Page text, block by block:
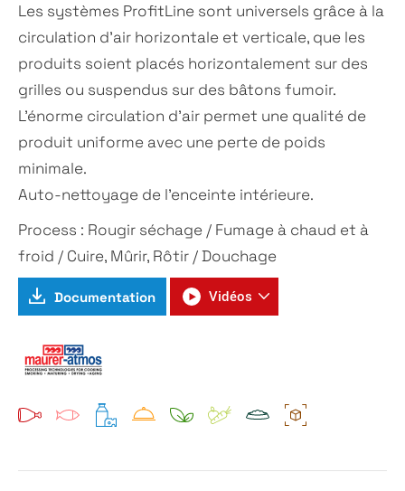
Les systèmes ProfitLine sont universels grâce à la
circulation d’air horizontale et verticale, que les
produits soient placés horizontalement sur des
grilles ou suspendus sur des bâtons fumoir.
L’énorme circulation d’air permet une qualité de
produit uniforme avec une perte de poids
minimale.
Auto-nettoyage de l’enceinte intérieure.
Process : Rougir séchage / Fumage à chaud et à
froid / Cuire, Mûrir, Rôtir / Douchage
Documentation Vidéos